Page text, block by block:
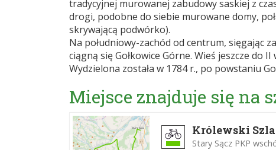
tradycyjnej murowanej zabudowy saskiej z
drogi, podobne do siebie murowane domy,
skrywającą podwórko).
Na południowy-zachód od centrum, sięgając
ciągną się Gołkowice Górne. Wieś jeszcze do
Wydzielona została w 1784 r., po powstaniu
Miejsce znajduje się na
Królewski
Stary Sącz PKP